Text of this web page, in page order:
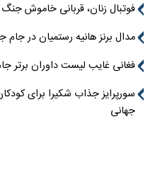
فوتبال زنان، قربانی خاموش
مدال برنز هانیه رستمیان در
فغانی غایب لیست داوران برتر جام
سورپرایز جذاب شکیرا برای
جهانی